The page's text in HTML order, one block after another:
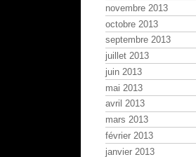
novembre 2013
octobre 2013
septembre 2013
juillet 2013
juin 2013
mai 2013
avril 2013
mars 2013
février 2013
janvier 2013